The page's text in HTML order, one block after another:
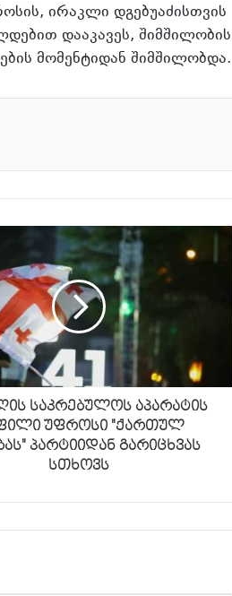
ირაკლი დგებუაძისთვის
დააკავეს, შიმშილობის
მომენტიდან შიმშილობდა.
საკრებულოს აპარატის
უფროსი "ქართულ
პარტიიდან გარიცხვას
სთხოვს